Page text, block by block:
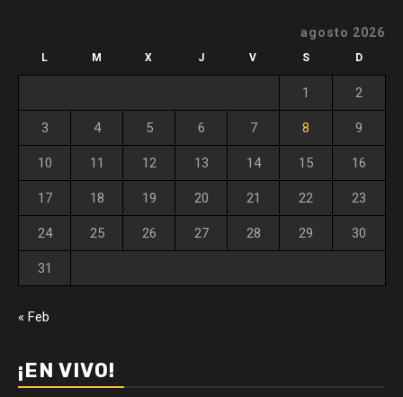
agosto 2026
L M X J V S D
1 2
3 4 5 6 7 8 9
10 11 12 13 14 15 16
17 18 19 20 21 22 23
24 25 26 27 28 29 30
31
« Feb
¡EN VIVO!